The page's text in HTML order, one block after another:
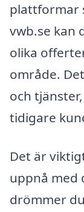
plattformar
vwb.se kan
olika
område.
och
tidigare
Det är
uppnå med
drömmer